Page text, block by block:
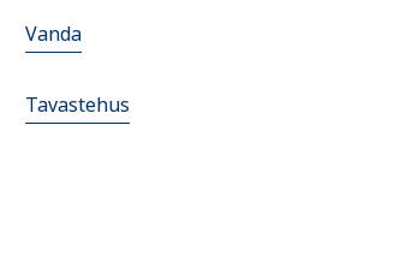
Vanda
Tavastehus